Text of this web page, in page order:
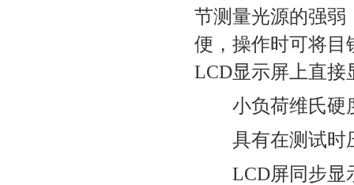
节测量光源的强弱
便，操作时可将目
LCD显示屏上直接
小负荷维氏硬
具有在测试时
LCD屏同步显